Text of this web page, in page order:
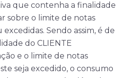
que contenha a finalidade
sobre o limite de notas
Sendo assim, é de
do CLIENTE
e o limite de notas
seja excedido, o consumo